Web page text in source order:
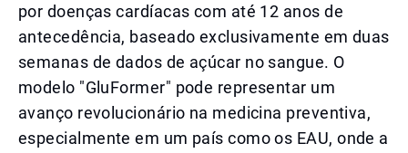
por doenças cardíacas com até 12 anos de
antecedência, baseado exclusivamente em duas
semanas de dados de açúcar no sangue. O
modelo "GluFormer" pode representar um
avanço revolucionário na medicina preventiva,
especialmente em um país como os EAU, onde a